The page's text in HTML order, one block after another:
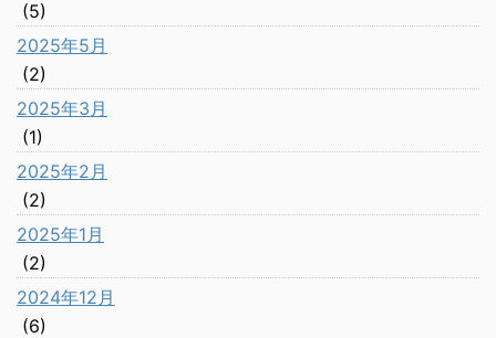
(5)
2025年5月
(2)
2025年3月
(1)
2025年2月
(2)
2025年1月
(2)
2024年12月
(6)